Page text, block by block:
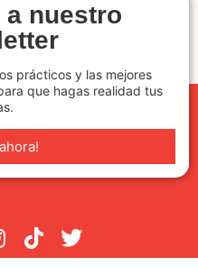
nuestro
prácticos y las mejores
que hagas realidad tus